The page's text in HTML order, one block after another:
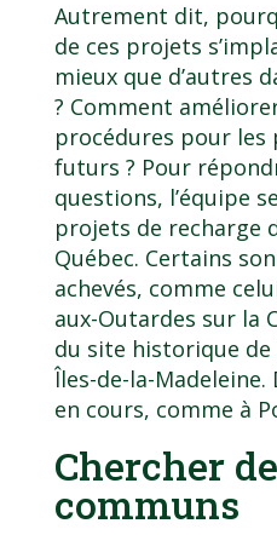
Autrement dit,
de ces projets
mieux que d’autres
? Comment
procédures pour les
futurs ? Pour
questions, l’équipe
projets de recharge
Québec. Certains
achevés, comme
aux-Outardes sur la
du site historique de
Îles-de-la-Madeleine.
en cours, comme à
Chercher
communs